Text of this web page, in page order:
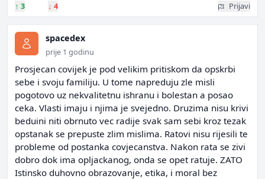
↑ 3 ↓ 4 Prijavi
spacedex
prije 1 godinu
Prosjecan covijek je pod velikim pritiskom da opskrbi
sebe i svoju familiju. U tome napreduju zle misli
pogotovo uz nekvalitetnu ishranu i bolestan a posao
ceka. Vlasti imaju i njima je svejedno. Druzima nisu krivi
beduini niti obrnuto vec radije svak sam sebi kroz tezak
opstanak se prepuste zlim mislima. Ratovi nisu rijesili te
probleme od postanka covjecanstva. Nakon rata se zivi
dobro dok ima opljackanog, onda se opet ratuje. ZATO
Istinsko duhovno obrazovanje, etika, i moral bez